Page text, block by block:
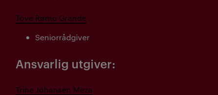
Tove Rømo Grande
Seniorrådgiver
Ansvarlig utgiver:
Trine Johansen Meza